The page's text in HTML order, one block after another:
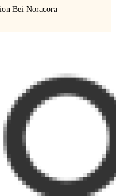
Bei Noracora